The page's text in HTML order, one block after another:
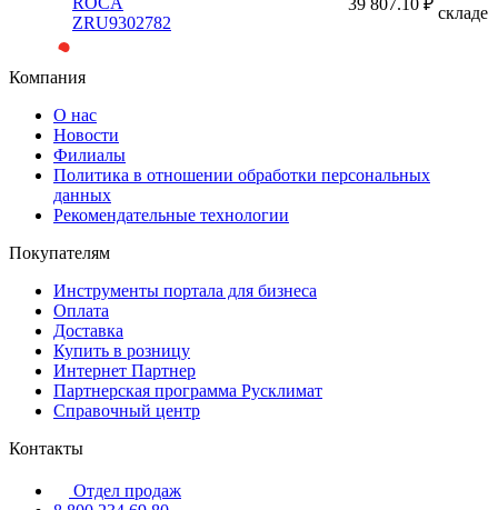
ZRU9302782
складе
Компания
О нас
Новости
Филиалы
Политика в отношении обработки персональных
данных
Рекомендательные технологии
Покупателям
Инструменты портала для бизнеса
Оплата
Доставка
Купить в розницу
Интернет Партнер
Партнерская программа Русклимат
Справочный центр
Контакты
Отдел продаж